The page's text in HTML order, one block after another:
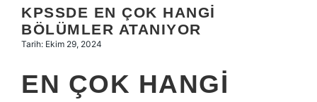
Hakkımızda
KPSSDE EN ÇOK HANGI
BÖLÜMLER ATANIYOR
Tarih: Ekim 29, 2024
EN ÇOK HANGI